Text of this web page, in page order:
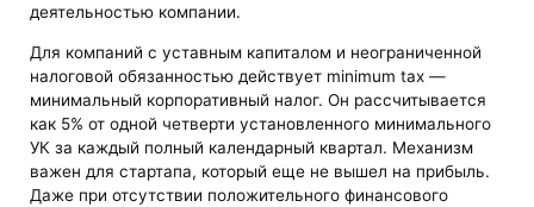
деятельностью компании.
Для компаний с уставным капиталом и неограниченной
налоговой обязанностью действует minimum tax —
минимальный корпоративный налог. Он рассчитывается
как 5% от одной четверти установленного минимального
УК за каждый полный календарный квартал. Механизм
важен для стартапа, который еще не вышел на прибыль.
Даже при отсутствии положительного финансового